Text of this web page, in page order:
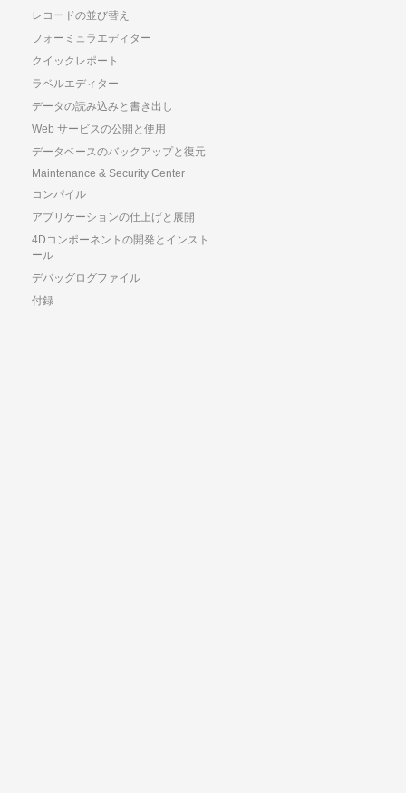
レコードの並び替え
フォーミュラエディター
クイックレポート
ラベルエディター
データの読み込みと書き出し
Web サービスの公開と使用
データベースのバックアップと復元
Maintenance & Security Center
コンパイル
アプリケーションの仕上げと展開
4Dコンポーネントの開発とインスト
ール
デバッグログファイル
付録